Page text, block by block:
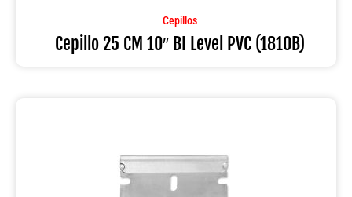
PVC
(1810B)
Cepillos
Cepillo 25 CM 10″ BI Level PVC (1810B)